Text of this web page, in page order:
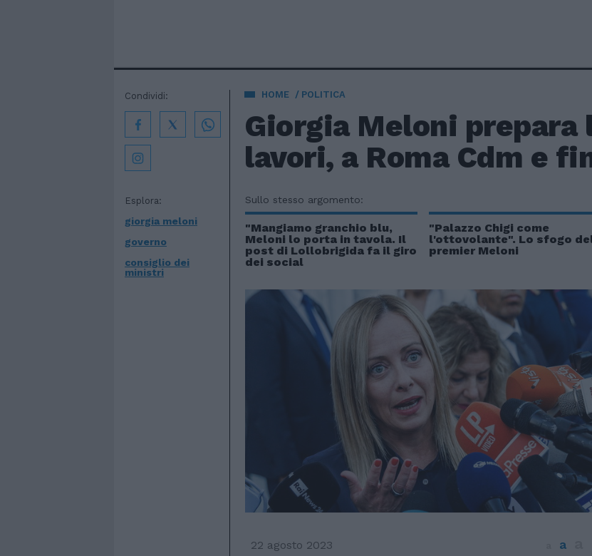
HOME POLITICA
Giorgia Meloni prepara
lavori, a Roma Cdm e
Esplora:
giorgia meloni
governo
consiglio dei
ministri
Condividi:
Sullo stesso argomento:
"Mangiamo granchio blu,
Meloni lo porta in tavola. Il
post di Lollobrigida fa il giro
dei social
"Palazzo Chigi come
l'ottovolante". Lo sfogo
premier Meloni
22 agosto 2023 a